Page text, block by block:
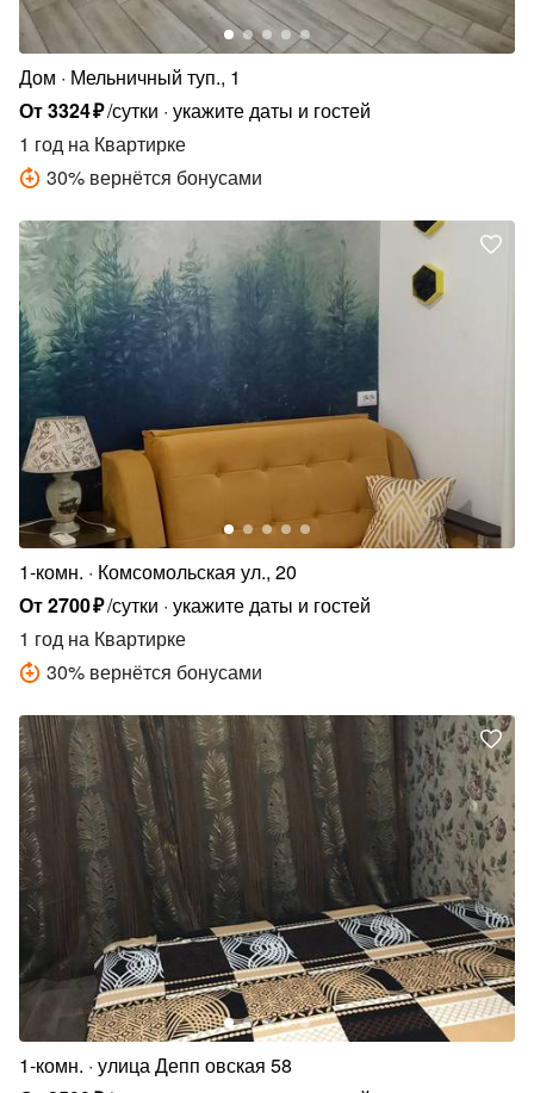
Дом
Мельничный туп., 1
От3324₽/сутки укажите даты и гостей
1 год на Квартирке
30% вернётся бонусами
1-комн.
Комсомольская ул., 20
От2700₽/сутки укажите даты и гостей
1 год на Квартирке
30% вернётся бонусами
1-комн. улица Депп овская 58